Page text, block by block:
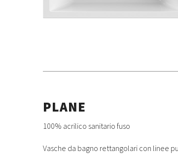
PLANE
100% acrilico sanitario fuso
Vasche da bagno rettangolari con linee